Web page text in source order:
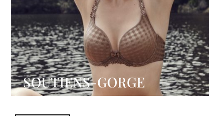
SOUTIENS-GORGE